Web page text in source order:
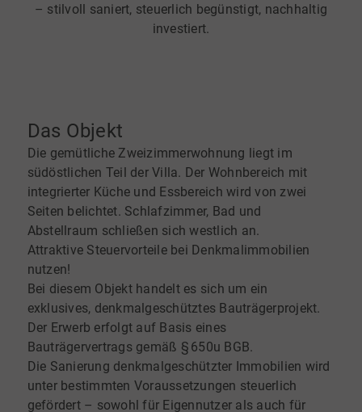
– stilvoll saniert, steuerlich begünstigt, nachhaltig
investiert.
Das Objekt
Die gemütliche Zweizimmerwohnung liegt im
südöstlichen Teil der Villa. Der Wohnbereich mit
integrierter Küche und Essbereich wird von zwei
Seiten belichtet. Schlafzimmer, Bad und
Abstellraum schließen sich westlich an.
Attraktive Steuervorteile bei Denkmalimmobilien
nutzen!
Bei diesem Objekt handelt es sich um ein
exklusives, denkmalgeschütztes Bauträgerprojekt.
Der Erwerb erfolgt auf Basis eines
Bauträgervertrags gemäß § 650u BGB.
Die Sanierung denkmalgeschützter Immobilien wird
unter bestimmten Voraussetzungen steuerlich
gefördert – sowohl für Eigennutzer als auch für